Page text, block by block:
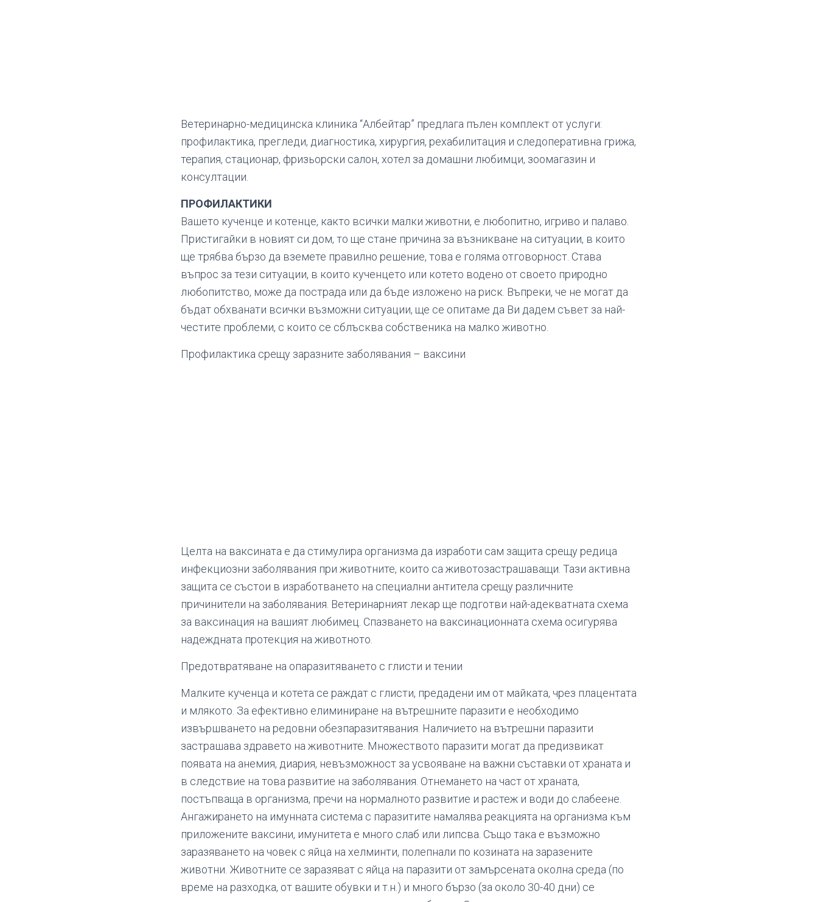
Ветеринарно-медицинска клиника “Албейтар” предлага пълен комплект от услуги:
профилактика, прегледи, диагностика, хирургия, рехабилитация и следоперативна грижа,
терапия, стационар, фризьорски салон, хотел за домашни любимци, зоомагазин и
консултации.
ПРОФИЛАКТИКИ
Вашето кученце и котенце, както всички малки животни, е любопитно, игриво и палаво.
Пристигайки в новият си дом, то ще стане причина за възникване на ситуации, в които
ще трябва бързо да вземете правилно решение, това е голяма отговорност. Става
въпрос за тези ситуации, в които кученцето или котето водено от своето природно
любопитство, може да пострада или да бъде изложено на риск. Въпреки, че не могат да
бъдат обхванати всички възможни ситуации, ще се опитаме да Ви дадем съвет за най-
честите проблеми, с които се сблъсква собственика на малко животно.
Профилактика срещу заразните заболявания – ваксини
Целта на ваксината е да стимулира организма да изработи сам защита срещу редица
инфекциозни заболявания при животните, които са животозастрашаващи. Тази активна
защита се състои в изработването на специални антитела срещу различните
причинители на заболявания. Ветеринарният лекар ще подготви най-адекватната схема
за ваксинация на вашият любимец. Спазването на ваксинационната схема осигурява
надеждната протекция на животното.
Предотвратяване на опаразитяването с глисти и тении
Малките кученца и котета се раждат с глисти, предадени им от майката, чрез плацентата
и млякото. За ефективно елиминиране на вътрешните паразити е необходимо
извършването на редовни обезпаразитявания. Наличието на вътрешни паразити
застрашава здравето на животните. Множеството паразити могат да предизвикат
появата на анемия, диария, невъзможност за усвояване на важни съставки от храната и
в следствие на това развитие на заболявания. Отнемането на част от храната,
постъпваща в организма, пречи на нормалното развитие и растеж и води до слабеене.
Ангажирането на имунната система с паразитите намалява реакцията на организма към
приложените ваксини, имунитета е много слаб или липсва. Също така е възможно
заразяването на човек с яйца на хелминти, полепнали по козината на заразените
животни. Животните се заразяват с яйца на паразити от замърсената околна среда (по
време на разходка, от вашите обувки и т.н.) и много бързо (за около 30-40 дни) се